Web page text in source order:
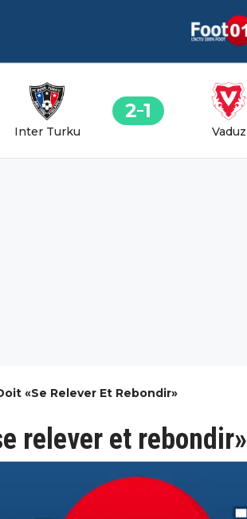
Inter Turku
2 1
Vaduz
«se Relever Et Rebondir»
relever et rebondir»